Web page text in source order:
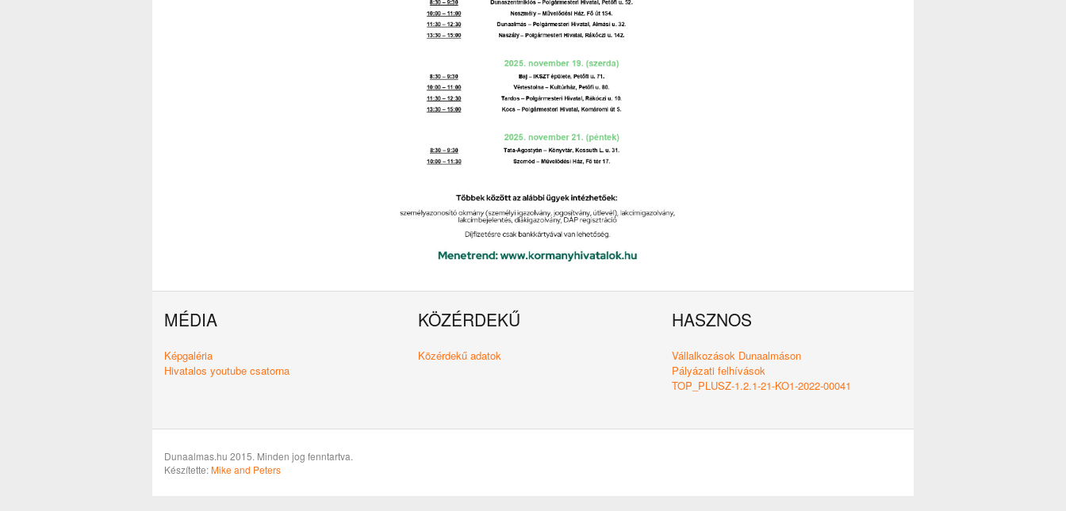
MÉDIA
Képgaléria
Hivatalos youtube csatorna
KÖZÉRDEKŰ
Közérdekű adatok
HASZNOS
Vállalkozások Dunaalmáson
Pályázati felhívások
TOP_PLUSZ-1.2.1-21-KO1-2022-00041
Dunaalmas.hu 2015. Minden jog fenntartva.
Készítette:Mike and Peters